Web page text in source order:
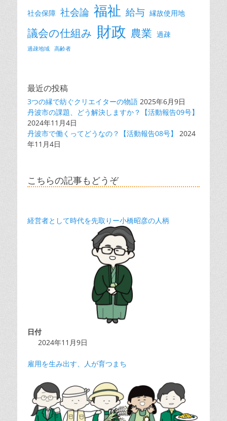
社会保障 社会論 福祉 給与 縁故使用地
議会の仕組み 財政 農業 過疎
過疎地域 高齢者
最近の投稿
3つの縁で紡ぐクリエイターの物語 2025年6月9日
丹波市の課題、どう解決しますか？【活動報告09号】
2024年11月4日
丹波市で働くってどうなの？【活動報告08号】
2024
年11月4日
こちらの記事もどうぞ
経営者として時代を先取りー小橋昭彦の人柄
日付
2024年11月9日
雇用を生み出す、人が育つまち